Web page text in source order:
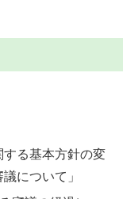
る基本方針の変
について」